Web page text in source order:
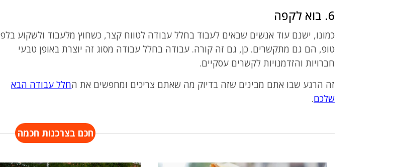
6. בוא לקפה
כמונו, ישנם עוד אנשים שבאים לעבוד בחלל עבודה לטווח קצר, כשחוץ מלעבוד ולשקוע בלפ
טופ, הם גם מתקשרים. כן, גם זה קורה. עבודה בחלל עבודה מסוג זה יוצרת באופן טבעי
חברויות והזדמנויות לקשרים עסקיים.
זה הרגע שבו אתם מבינים שזה בדיוק מה שאתם צריכים ומחפשים את החלל עבודה הבא
שלכם.
חכם בצרכנות חכמה